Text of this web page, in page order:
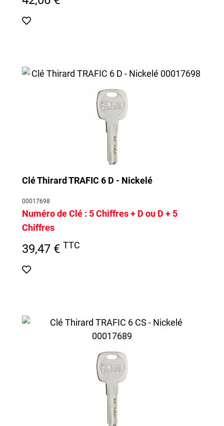
données et vous préparer, dans nos ateliers, une reproduction
Clé Thirard TRAFIC 6 D - Nickelé
00017698
Numéro de Clé : 5 Chiffres + D ou D + 5
Chiffres
39,47 € TTC